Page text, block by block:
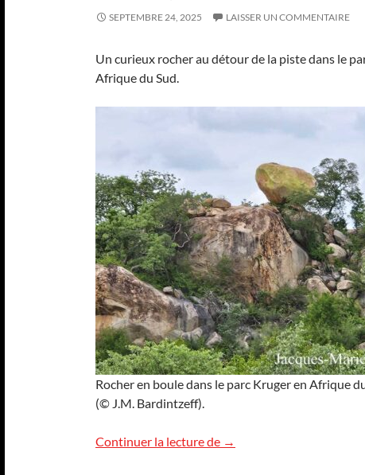
SEPTEMBRE 24, 2025 LAISSER UN COMMENTAIRE
Un curieux rocher au détour de la piste dans le
Afrique du Sud.
Rocher en boule dans le parc Kruger en Afrique
(© J.M. Bardintzeff).
Continuer la lecture de Rocher en boule en
→